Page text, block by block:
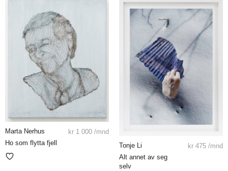
Marta Nerhus
Ho som flytta fjell
kr 1 000 /mnd
Tonje Li
Alt annet av seg
selv
kr 475 /mnd